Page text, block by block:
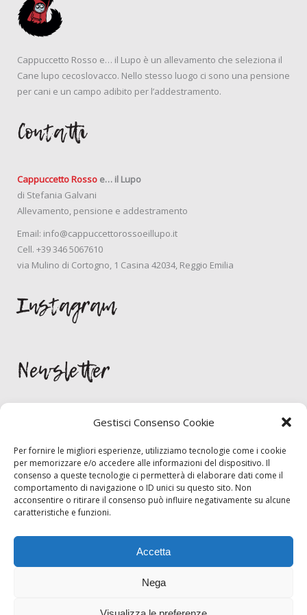
Gestisci Consenso Cookie
Per fornire le migliori esperienze, utilizziamo tecnologie come i cookie
per memorizzare e/o accedere alle informazioni del dispositivo. Il
consenso a queste tecnologie ci permetterà di elaborare dati come il
comportamento di navigazione o ID unici su questo sito. Non
acconsentire o ritirare il consenso può influire negativamente su alcune
caratteristiche e funzioni.
Accetta
Nega
Cappuccetto Rosso e… il Lupo è un allevamento che seleziona il
Cane lupo cecoslovacco. Nello stesso luogo ci sono una pensione
per cani e un campo adibito per l’addestramento.
Contatti
Cappuccetto Rosso e… il Lupo
di Stefania Galvani
Allevamento, pensione e addestramento
Email: info@cappuccettorossoeillupo.it
Cell. +39 346 5067610
via Mulino di Cortogno, 1 Casina 42034, Reggio Emilia
Instagram
Newsletter
Per rimanere aggornato/a sulle novità lasciami la tua email. Giuro che
non la scrivo sui muri dei bagni!
Inizia chat